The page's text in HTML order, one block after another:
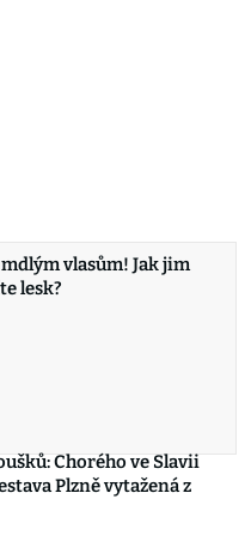
vlasům! Jak jim
lesk?
Chorého ve Slavii
Plzně vytažená z